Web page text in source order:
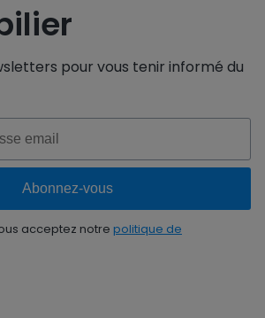
pour vous tenir informé du
acceptez notre politique de